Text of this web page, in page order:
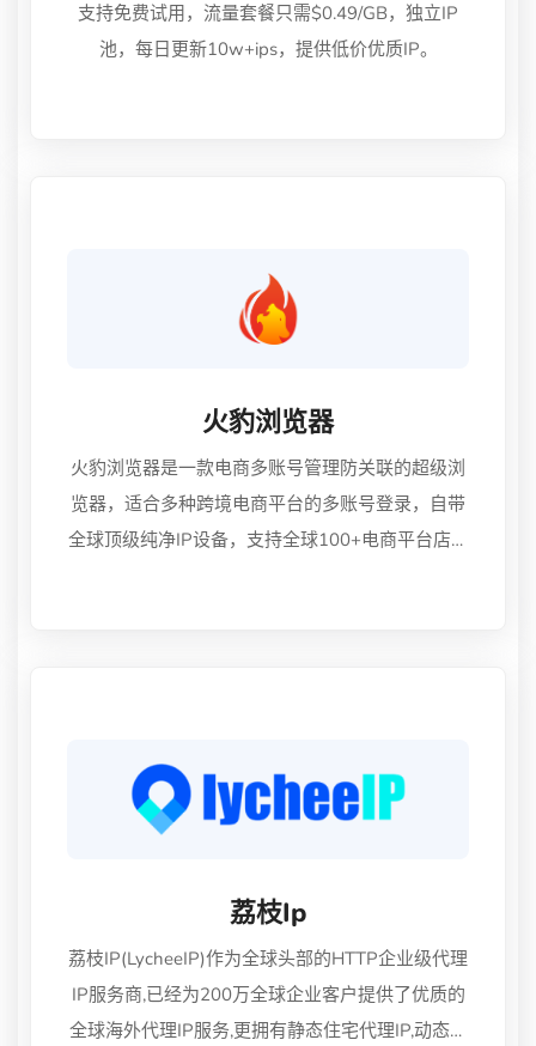
支持免费试用，流量套餐只需$0.49/GB，独立IP
池，每日更新10w+ips，提供低价优质IP。
火豹浏览器
火豹浏览器是一款电商多账号管理防关联的超级浏
览器，适合多种跨境电商平台的多账号登录，自带
全球顶级纯净IP设备，支持全球100+电商平台店铺
荔枝ip
荔枝IP(LycheeIP)作为全球头部的HTTP企业级代理
IP服务商,已经为200万全球企业客户提供了优质的
全球海外代理IP服务,更拥有静态住宅代理IP,动态住